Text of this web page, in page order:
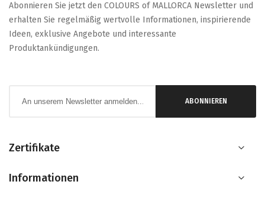
Abonnieren Sie jetzt den COLOURS of MALLORCA Newsletter und
erhalten Sie regelmäßig wertvolle Informationen, inspirierende
Ideen, exklusive Angebote und interessante
Produktankündigungen.
ABONNIEREN
Zertifikate
Informationen